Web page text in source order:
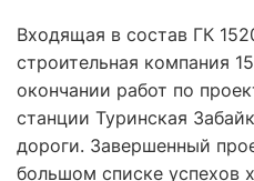
Входящая в состав ГК
строительная компания
окончании работ по
станции Туринская
дороги. Завершенный
большом списке успехов